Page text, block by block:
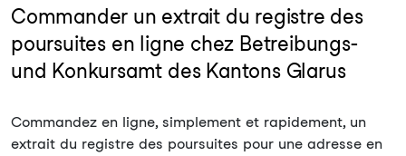
Commander un extrait du registre des
poursuites en ligne chez Betreibungs-
und Konkursamt des Kantons Glarus
Commandez en ligne, simplement et rapidement, un
extrait du registre des poursuites pour une adresse en